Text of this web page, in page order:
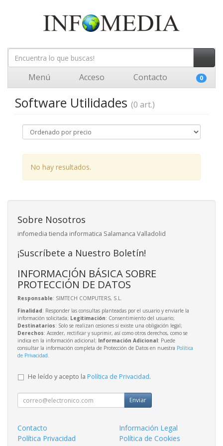
Menú Acceso Contacto 0
Software Utilidades (0 art.)
No hay resultados.
Sobre Nosotros
infomedia tienda informatica Salamanca Valladolid
¡Suscríbete a Nuestro Boletín!
INFORMACIÓN BÁSICA SOBRE
PROTECCIÓN DE DATOS
Responsable: SIMTECH COMPUTERS, S.L.
Finalidad: Responder las consultas planteadas por el usuario y enviarle la
información solicitada; Legitimación: Consentimiento del usuario;
Destinatarios: Solo se realizan cesiones si existe una obligación legal;
Derechos: Acceder, rectificar y suprimir, así como otros derechos, como se
indica en la información adicional; Información Adicional: Puede
consultar la información completa de Protección de Datos en nuestra Política
de Privacidad.
He leído y acepto la Política de Privacidad.
Enviar
Contacto
Información Legal
Política Privacidad
Política de Cookies